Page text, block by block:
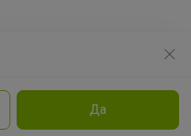
Да
пользователя
сайт и нажимая кнопку
Принять